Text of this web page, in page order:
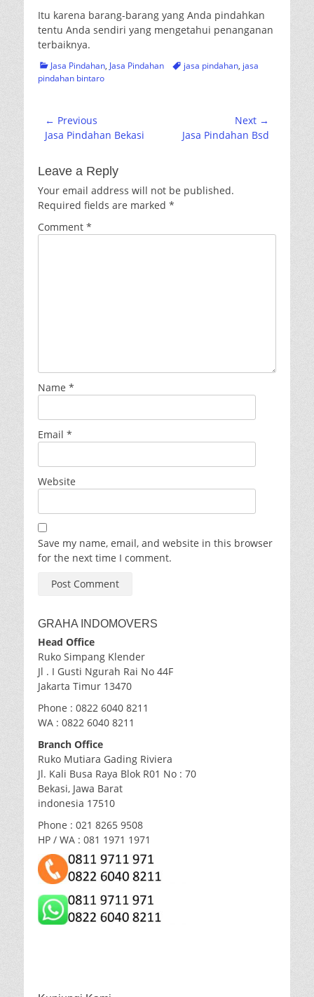
Itu karena barang-barang yang Anda pindahkan
tentu Anda sendiri yang mengetahui penanganan
terbaiknya.
Categories
Jasa Pindahan, Jasa Pindahan Tagsjasa pindahan, jasa
pindahan bintaro
Post
navigation
← Previous
Previous
Jasa Pindahan Bekasi
Next →
Jasa Pindahan Bsd
Leave a Reply
Your email address will not be published.
Required fields are marked *
Comment *
Name *
Email *
Website
Save my name, email, and website in this browser
for the next time I comment.
GRAHA INDOMOVERS
Head Office
Ruko Simpang Klender
Jl . I Gusti Ngurah Rai No 44F
Jakarta Timur 13470
Phone : 0822 6040 8211
WA : 0822 6040 8211
Branch Office
Ruko Mutiara Gading Riviera
Jl. Kali Busa Raya Blok R01 No : 70
Bekasi, Jawa Barat
indonesia 17510
Phone : 021 8265 9508
HP / WA : 081 1971 1971